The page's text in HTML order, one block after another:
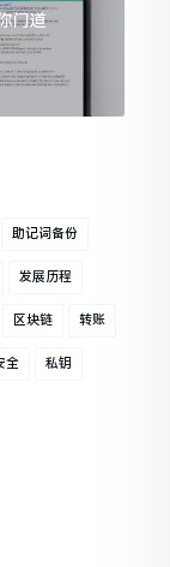
门道
助记词备份
发展历程
区块链 转账
全 私钥